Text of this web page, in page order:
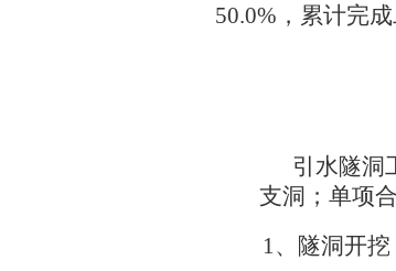
50.0%，累计完成
引水隧洞
支洞；单项
1、 隧洞开挖